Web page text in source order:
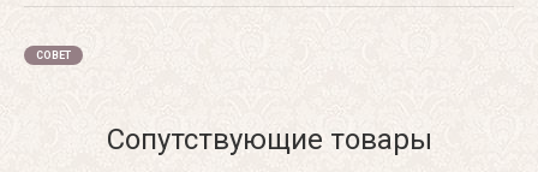
СОВЕТ
Сопутствующие товары